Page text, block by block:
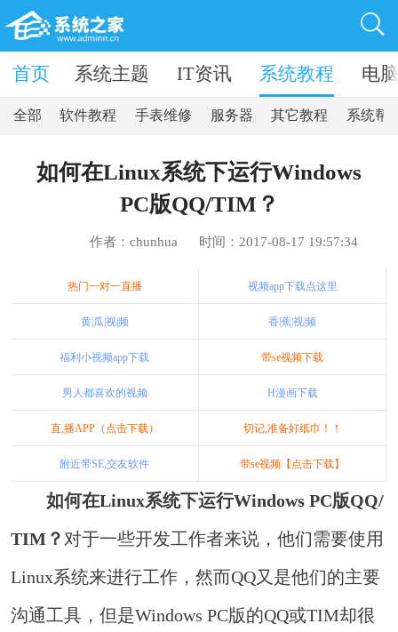
软件 系统主题 IT资讯 系统教程 电
首页
全部 软件教程 手表维修 服务器 其它教程 系统帮
如何在Linux系统下运行Windows
PC版QQ/TIM？
作者：chunhua 时间：2017-08-17 19:57:34
热门一对一直播 视频app下载点这里
黄|瓜|视|频 香|蕉|视|频
福利小视频app下载 带se视频下载
男人都喜欢的视频 H漫画下载
直,播APP（点击下载） 切记,准备好纸巾！！
附近带SE,交友软件 带se视频【点击下载】
如何在Linux系统下运行Windows PC版QQ/
TIM？ 对于一些开发工作者来说，他们需要使用
Linux系统来进行工作，然而QQ又是他们的主要
沟通工具，但是Windows PC版的QQ或TIM却很